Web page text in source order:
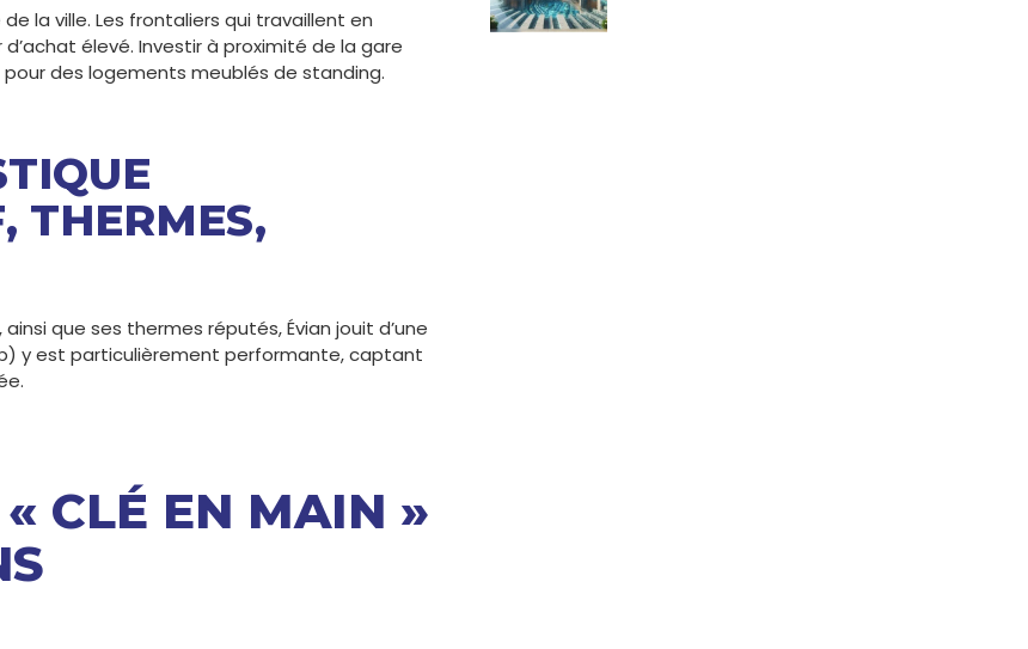
la ville. Les frontaliers qui travaillent en
élevé. Investir à proximité de la gare
des logements meublés de standing.
THERMES,
que ses thermes réputés, Évian jouit d’une
y est particulièrement performante, captant
CLÉ EN MAIN »